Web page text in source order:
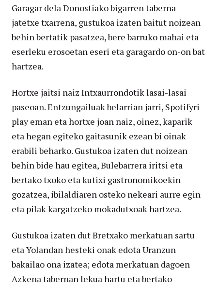
Garagar dela Donostiako bigarren taberna-
jatetxe txarrena, gustukoa izaten baitut noizean
behin bertatik pasatzea, bere barruko mahai eta
eserleku erosoetan eseri eta garagardo on-on bat
hartzea.
Hortxe jaitsi naiz Intxaurrondotik lasai-lasai
paseoan. Entzungailuak belarrian jarri, Spotifyri
play eman eta hortxe joan naiz, oinez, kaparik
eta hegan egiteko gaitasunik ezean bi oinak
erabili beharko. Gustukoa izaten dut noizean
behin bide hau egitea, Bulebarrera iritsi eta
bertako txoko eta kutixi gastronomikoekin
gozatzea, ibilaldiaren osteko nekeari aurre egin
eta pilak kargatzeko mokadutxoak hartzea.
Gustukoa izaten dut Bretxako merkatuan sartu
eta Yolandan hesteki onak edota Uranzun
bakailao ona izatea; edota merkatuan dagoen
Azkena tabernan lekua hartu eta bertako